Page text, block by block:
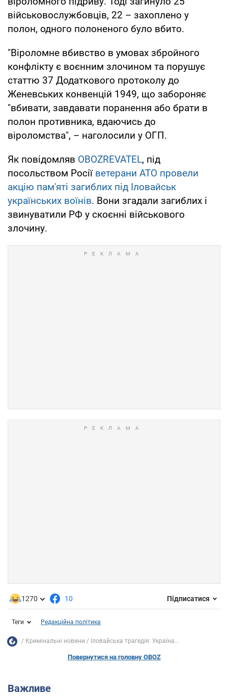
військовослужбовців, 22 – захоплено у
полон, одного полоненого було вбито.
"Віроломне вбивство в умовах збройного
конфлікту є воєнним злочином та порушує
статтю 37 Додаткового протоколу до
Женевських конвенцій 1949, що забороняє
"вбивати, завдавати поранення або брати в
полон противника, вдаючись до
віроломства", – наголосили у ОГП.
Як повідомляв OBOZREVATEL, під
посольством Росії ветерани АТО провели
акцію пам'яті загиблих під Іловайськ
українських воїнів. Вони згадали загиблих і
звинуватили РФ у скоєнні військового
злочину.
1270 10 Підписатися
Теги Редакційна політика
Кримінальні новини Іловайська трагедія: Україна...
Повернутися на головну OBOZ
Важливе